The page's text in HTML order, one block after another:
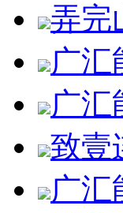
弄完
广汇
广汇
致壹
广汇